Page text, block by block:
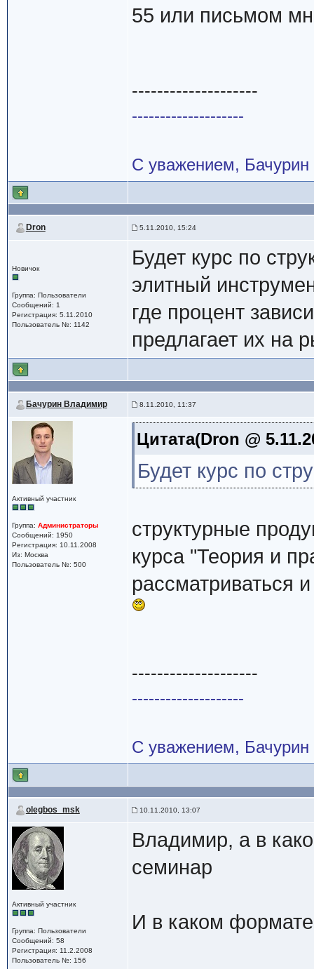
55 или письмом
--------------------
--------------------
С уважением,
Dron 5.11.2010, 15:24
Новичок
Группа: Пользователи
Сообщений: 1
Регистрация: 5.11.2010
Пользователь №: 1142
Будет курс по
элитный
где процент
предлагает их на
Бачурин Владимир 8.11.2010, 11:37
Активный участник
Группа: Администраторы
Сообщений: 1950
Регистрация: 10.11.2008
Из: Москва
Пользователь №: 500
Цитата(Dron @
Будет курс по
структурные
курса "Теория и
рассматриваться
--------------------
--------------------
С уважением,
olegbos_msk 10.11.2010, 13:07
Активный участник
Группа: Пользователи
Сообщений: 58
Регистрация: 11.2.2008
Пользователь №: 156
Владимир, а в
семинар
И в каком